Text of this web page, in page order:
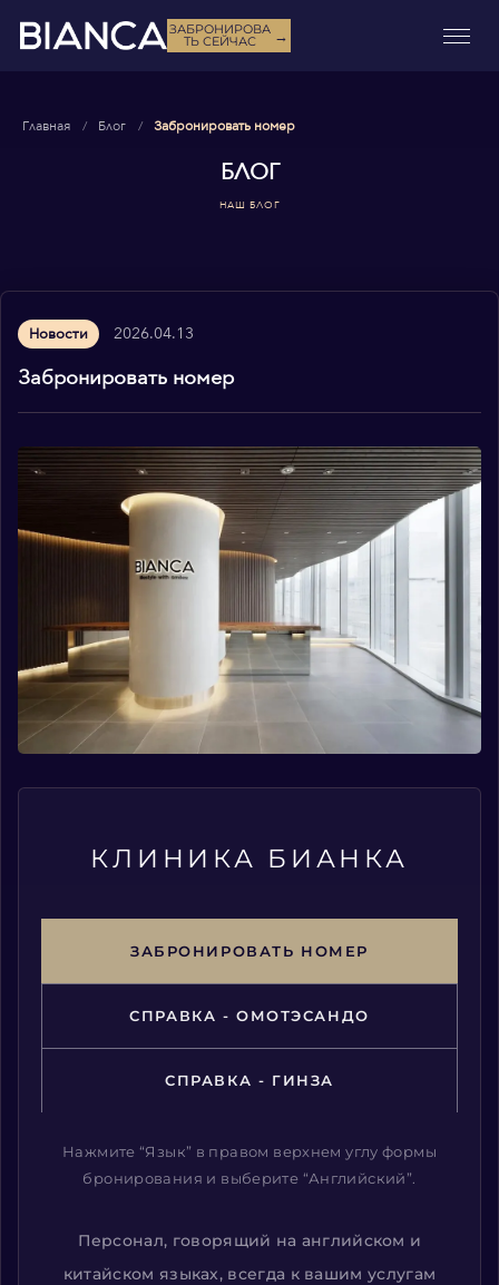
ЗАБРОНИРОВА
ТЬ СЕЙЧАС →
Главная Блог Забронировать номер
БЛОГ
НАШ БЛОГ
Новости 2026.04.13
Забронировать номер
КЛИНИКА БИАНКА
ЗАБРОНИРОВАТЬ НОМЕР
СПРАВКА - ОМОТЭСАНДО
СПРАВКА - ГИНЗА
Нажмите “Язык” в правом верхнем углу формы
бронирования и выберите “Английский”.
Персонал, говорящий на английском и
китайском языках, всегда к вашим услугам